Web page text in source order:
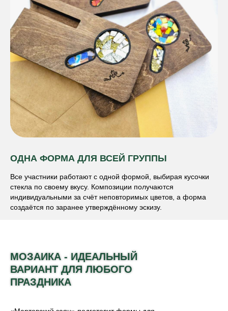
ОДНА ФОРМА ДЛЯ ВСЕЙ ГРУППЫ
Все участники работают с одной формой, выбирая кусочки
стекла по своему вкусу. Композиции получаются
индивидуальными за счёт неповторимых цветов, а форма
создаётся по заранее утверждённому эскизу.
МОЗАИКА - ИДЕАЛЬНЫЙ
ВАРИАНТ ДЛЯ ЛЮБОГО
ПРАЗДНИКА